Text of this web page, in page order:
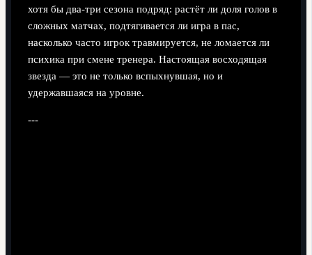
хотя бы два-три сезона подряд: растёт ли доля голов в
сложных матчах, подтягивается ли игра в пас,
насколько часто игрок травмируется, не ломается ли
психика при смене тренера. Настоящая восходящая
звезда — это не только вспыхнувшая, но и
удержавшаяся на уровне.
---